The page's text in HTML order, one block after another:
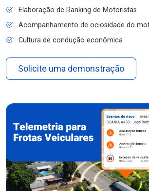
Elaboração de Ranking de Motoristas
Acompanhamento de ociosidade do
Cultura de condução econômica
Solicite uma demonstração